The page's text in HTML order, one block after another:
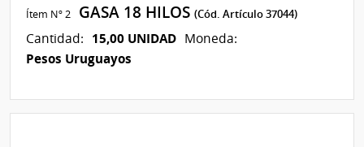
Ítem Nº 2 GASA 18 HILOS(Cód. Artículo 37044)
Cantidad: 15,00 UNIDAD Moneda:
Pesos Uruguayos